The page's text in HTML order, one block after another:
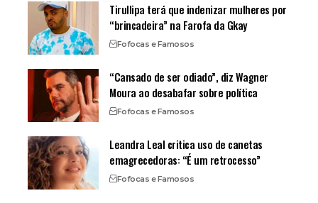
Tirullipa terá que indenizar mulheres por
“brincadeira” na Farofa da Gkay
Fofocas e Famosos
“Cansado de ser odiado”, diz Wagner
Moura ao desabafar sobre política
Fofocas e Famosos
Leandra Leal critica uso de canetas
emagrecedoras: “É um retrocesso”
Fofocas e Famosos